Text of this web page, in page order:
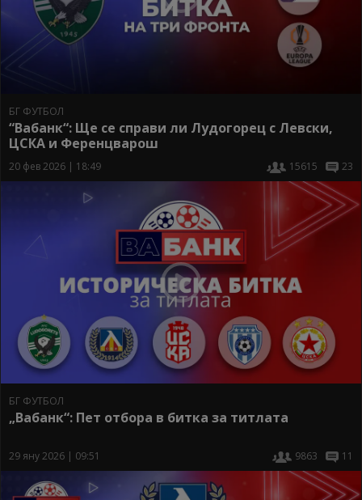
БГ ФУТБОЛ
“Вабанк“: Ще се справи ли Лудогорец с Левски,
ЦСКА и Ференцварош
20 фев 2026 | 18:49 15615 23
БГ ФУТБОЛ
„Вабанк“: Пет отбора в битка за титлата
29 яну 2026 | 09:51 9863 11